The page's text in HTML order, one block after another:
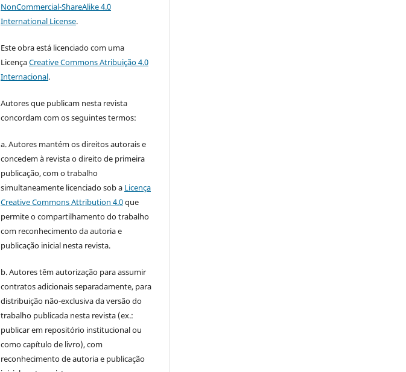
NonCommercial-ShareAlike 4.0
International License.
Este obra está licenciado com uma
LicençaCreative Commons Atribuição 4.0
Internacional.
Autores que publicam nesta revista
concordam com os seguintes termos:
a. Autores mantém os direitos autorais e
concedem à revista o direito de primeira
publicação, com o trabalho
simultaneamente licenciado sob a Licença
Creative Commons Attribution 4.0que
permite o compartilhamento do trabalho
com reconhecimento da autoria e
publicação inicial nesta revista.
b. Autores têm autorização para assumir
contratos adicionais separadamente, para
distribuição não-exclusiva da versão do
trabalho publicada nesta revista (ex.:
publicar em repositório institucional ou
como capítulo de livro), com
reconhecimento de autoria e publicação